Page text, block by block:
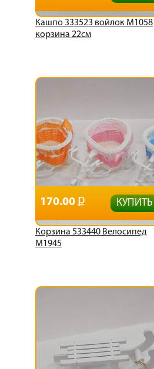
Кашпо 333523 войлок М1058
корзина 22см
Корзина 533440 Велосипед
М1945
170.00 КУПИТЬ